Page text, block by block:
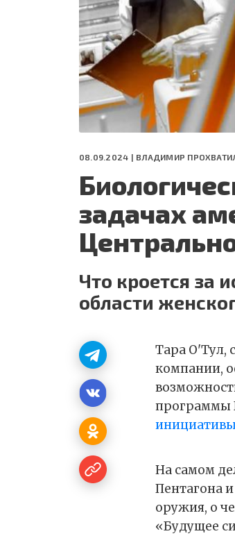
СЕГОДНЯ
ПОЛЯ БИТВЫ 2024
08.09.2024 | ВЛАДИМИР
задачах
Что кроется за
области
Тара О'Тул,
компании,
программы
На самом
Пентагона
оружия, о
«Будущее